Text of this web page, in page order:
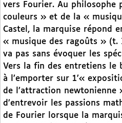
vers Fourier. Au philosophe
couleurs » et de la «
Castel, la marquise répond
« musique des ragoûts » (t.
va pas sans évoquer les
Vers la fin des entretiens le
à l’emporter sur 1’«
de l’attraction newtonienne
d’entrevoir les passions
de Fourier lorsque la